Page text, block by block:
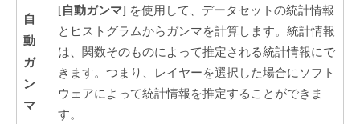
自
動
ガ
ン
マ
[自動ガンマ] を使用して、データセットの統計情報
とヒストグラムからガンマを計算します。統計情報
は、関数そのものによって推定される統計情報にで
きます。つまり、レイヤーを選択した場合にソフト
ウェアによって統計情報を推定することができま
す。